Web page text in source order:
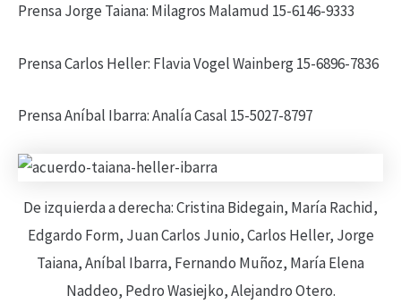
Prensa Jorge Taiana: Milagros Malamud 15-6146-9333
Prensa Carlos Heller: Flavia Vogel Wainberg 15-6896-7836
Prensa Aníbal Ibarra: Analía Casal 15-5027-8797
De izquierda a derecha: Cristina Bidegain, María Rachid,
Edgardo Form, Juan Carlos Junio, Carlos Heller, Jorge
Taiana, Aníbal Ibarra, Fernando Muñoz, María Elena
Naddeo, Pedro Wasiejko, Alejandro Otero.